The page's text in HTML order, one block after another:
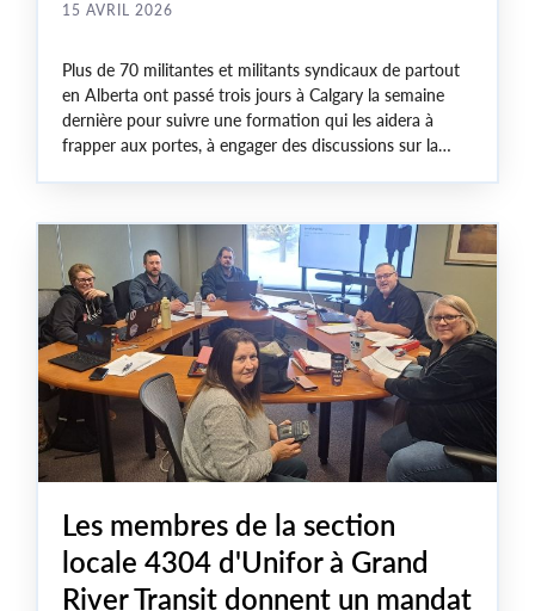
15 AVRIL 2026
Plus de 70 militantes et militants syndicaux de partout
en Alberta ont passé trois jours à Calgary la semaine
dernière pour suivre une formation qui les aidera à
frapper aux portes, à engager des discussions sur la
Les membres de la section
locale 4304 d'Unifor à Grand
River Transit donnent un mandat